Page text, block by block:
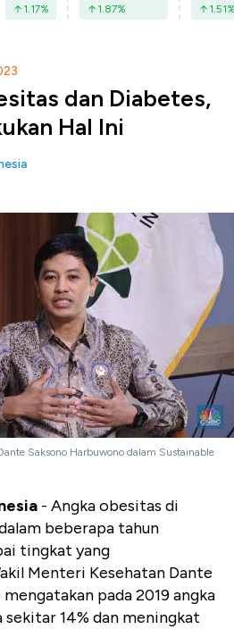
1.17% 1.87% 1.51
dan Diabetes,
Hal Ini
Saksono Harbuwono dalam Sustainable
- Angka obesitas di
beberapa tahun
tingkat yang
Menteri Kesehatan Dante
pada 2019 angka
14% dan meningkat